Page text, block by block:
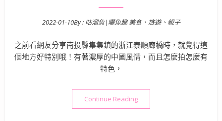
Posted on
2022-01-10By : 咕溜魚|曬魚趣 美食、旅遊、親子
之前看網友分享南投縣集集鎮的浙江泰順廊橋時，就覺得這
個地方好特別哦！有著濃厚的中國風情，而且怎麼拍怎麼有
特色，
Continue Reading“南投景點》在台順遊玩小浙